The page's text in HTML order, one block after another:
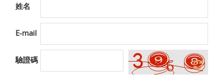
姓名
E-mail
驗證碼